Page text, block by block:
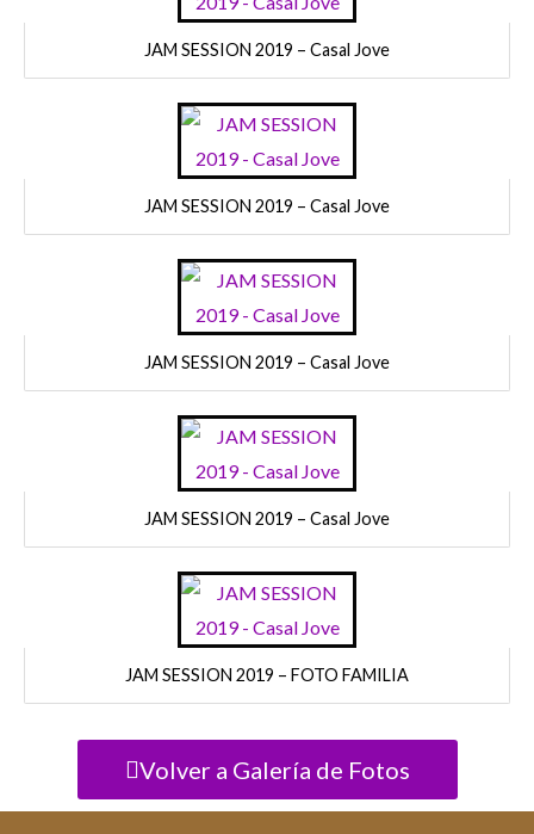
JAM SESSION 2019 – Casal Jove
JAM SESSION 2019 – Casal Jove
JAM SESSION 2019 – Casal Jove
JAM SESSION 2019 – Casal Jove
JAM SESSION 2019 – FOTO FAMILIA
Volver a Galería de Fotos